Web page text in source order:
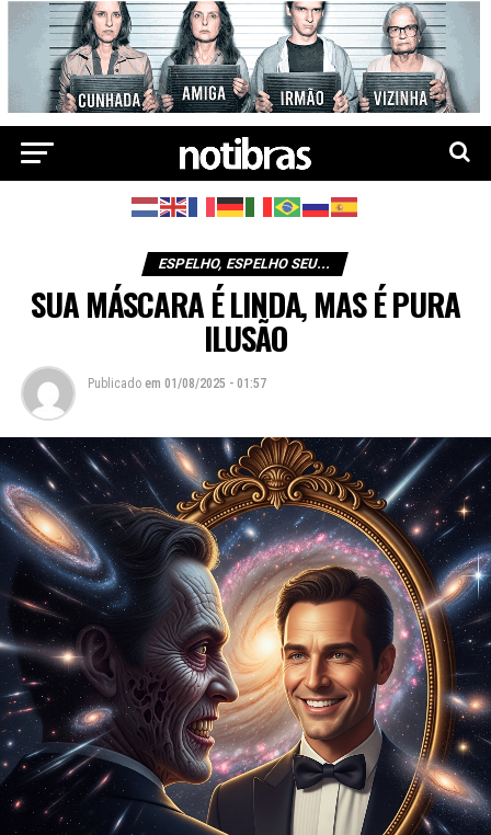
ESPELHO, ESPELHO SEU...
SUA MÁSCARA É LINDA, MAS É PURA
ILUSÃO
Publicado em 01/08/2025 - 01:57